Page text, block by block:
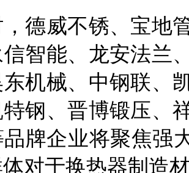
德威不锈、宝地
智能、龙安法兰
机械、中钢联、
钢、晋博锻压、
牌企业将聚焦强
对于换热器制造